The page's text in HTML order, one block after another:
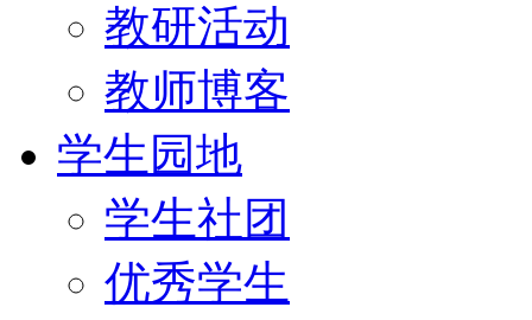
教研活动
教师博客
学生园地
学生社团
优秀学生